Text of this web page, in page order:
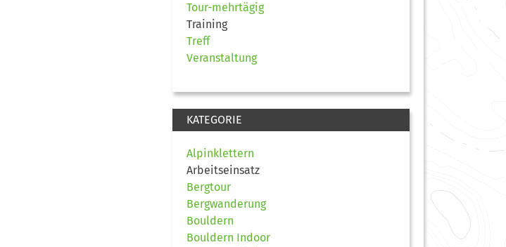
Tour-mehrtägig
Training
Treff
Veranstaltung
KATEGORIE
Alpinklettern
Arbeitseinsatz
Bergtour
Bergwanderung
Bouldern
Bouldern Indoor